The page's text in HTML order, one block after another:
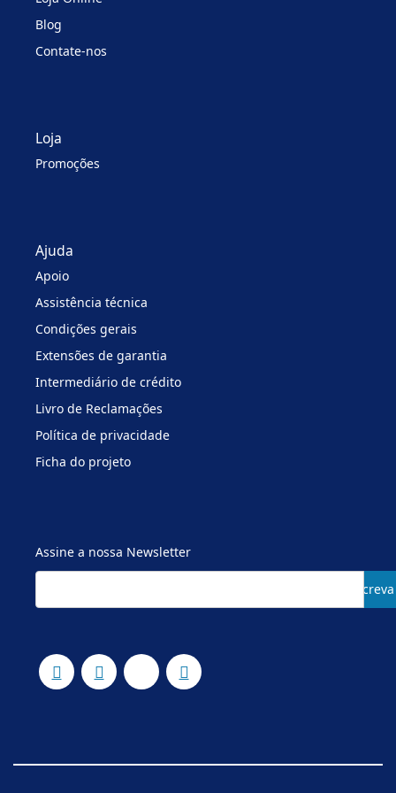
Blog
Contate-nos
Loja
Promoções
Ajuda
Apoio
Assistência técnica
Condições gerais
Extensões de garantia
Intermediário de crédito
Livro de Reclamações
Política de privacidade
Ficha do projeto
Assine a nossa Newsletter
Subscreva